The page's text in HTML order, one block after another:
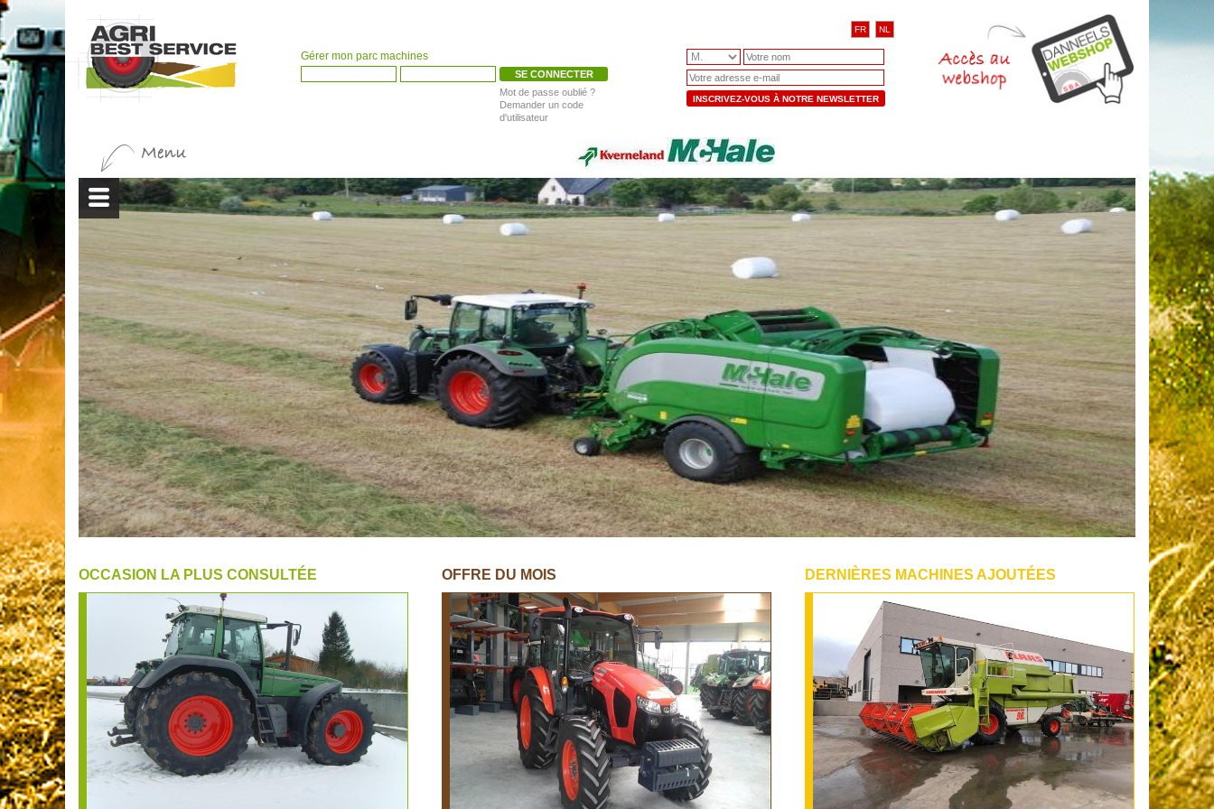
Gérer mon parc machines
Mot de passe oublié ?
Demander un code
d'utilisateur
FR NL
INSCRIVEZ-VOUS À NOTRE NEWSLETTER
OCCASION LA PLUS CONSULTÉE OFFRE DU MOIS DERNIÈRES MACHINES AJOUTÉES